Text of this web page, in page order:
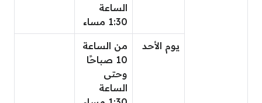
الساعة
1:30 مساء
يوم الأحد
من الساعة
10 صباحًا
وحتى
الساعة